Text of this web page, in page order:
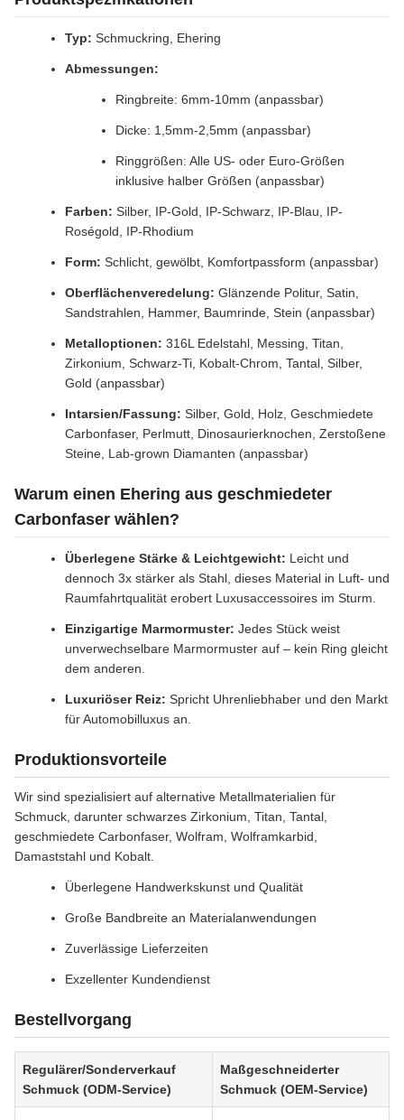
Typ: Schmuckring, Ehering
Abmessungen:
Ringbreite: 6mm-10mm (anpassbar)
Dicke: 1,5mm-2,5mm (anpassbar)
Ringgrößen: Alle US- oder Euro-Größen
inklusive halber Größen (anpassbar)
Farben: Silber, IP-Gold, IP-Schwarz, IP-Blau, IP-
Roségold, IP-Rhodium
Form: Schlicht, gewölbt, Komfortpassform (anpassbar)
Oberflächenveredelung: Glänzende Politur, Satin,
Sandstrahlen, Hammer, Baumrinde, Stein (anpassbar)
Metalloptionen: 316L Edelstahl, Messing, Titan,
Zirkonium, Schwarz-Ti, Kobalt-Chrom, Tantal, Silber,
Gold (anpassbar)
Intarsien/Fassung: Silber, Gold, Holz, Geschmiedete
Carbonfaser, Perlmutt, Dinosaurierknochen, Zerstoßene
Steine, Lab-grown Diamanten (anpassbar)
Warum einen Ehering aus geschmiedeter
Carbonfaser wählen?
Überlegene Stärke & Leichtgewicht: Leicht und
dennoch 3x stärker als Stahl, dieses Material in Luft- und
Raumfahrtqualität erobert Luxusaccessoires im Sturm.
Einzigartige Marmormuster: Jedes Stück weist
unverwechselbare Marmormuster auf – kein Ring gleicht
dem anderen.
Luxuriöser Reiz: Spricht Uhrenliebhaber und den Markt
für Automobilluxus an.
Produktionsvorteile
Wir sind spezialisiert auf alternative Metallmaterialien für
Schmuck, darunter schwarzes Zirkonium, Titan, Tantal,
geschmiedete Carbonfaser, Wolfram, Wolframkarbid,
Damaststahl und Kobalt.
Überlegene Handwerkskunst und Qualität
Große Bandbreite an Materialanwendungen
Zuverlässige Lieferzeiten
Exzellenter Kundendienst
Bestellvorgang
Regulärer/Sonderverkauf
Schmuck (ODM-Service)
Maßgeschneiderter
Schmuck (OEM-Service)